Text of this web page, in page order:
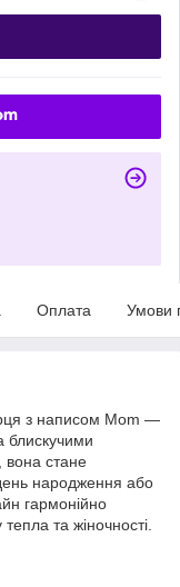
Оплата Умови
з написом Mom —
блискучими
вона стане
народження або
гармонійно
та жіночності.